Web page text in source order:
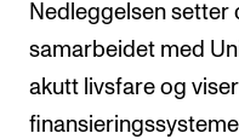
Konsertopptak
ORGANISASJON
Nedleggelsen setter
samarbeidet med
akutt livsfare og